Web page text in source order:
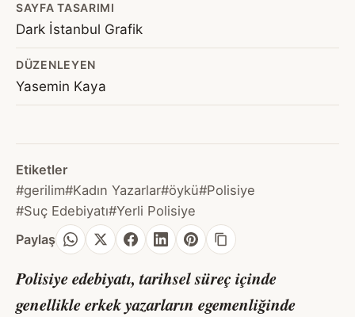
SAYFA TASARIMI
Dark İstanbul Grafik
DÜZENLEYEN
Yasemin Kaya
Etiketler
#gerilim#Kadın Yazarlar#öykü#Polisiye
#Suç Edebiyatı#Yerli Polisiye
Paylaş
Polisiye edebiyatı, tarihsel süreç içinde
genellikle erkek yazarların egemenliğinde